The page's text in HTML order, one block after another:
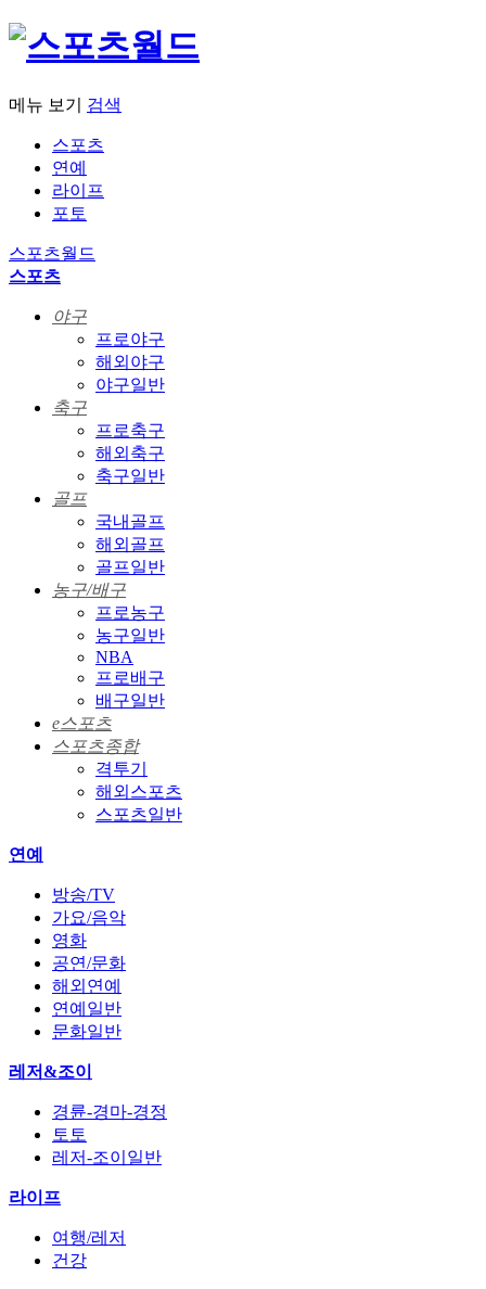
메뉴 보기 검색
스포츠
연예
라이프
포토
스포츠월드
스포츠
야구
프로야구
해외야구
야구일반
축구
프로축구
해외축구
축구일반
골프
국내골프
해외골프
골프일반
농구/배구
프로농구
농구일반
NBA
프로배구
배구일반
e스포츠
스포츠종합
격투기
해외스포츠
스포츠일반
연예
방송/TV
가요/음악
영화
공연/문화
해외연예
연예일반
문화일반
레저&조이
경륜-경마-경정
토토
레저-조이일반
라이프
여행/레저
건강